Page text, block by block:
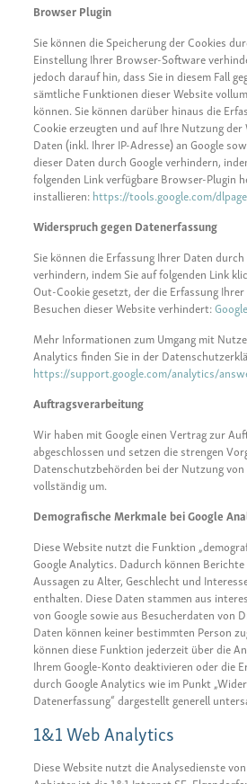
Browser Plugin
Sie können die Speicherung der Cookies
Einstellung Ihrer Browser-Software
jedoch darauf hin, dass Sie in diesem Fall
sämtliche Funktionen dieser Website
können. Sie können darüber hinaus die
Cookie erzeugten und auf Ihre Nutzung der
Daten (inkl. Ihrer IP-Adresse) an Google
dieser Daten durch Google verhindern,
folgenden Link verfügbare Browser-Plugin
installieren:https://tools.google.com/
Widerspruch gegen Datenerfassung
Sie können die Erfassung Ihrer Daten
verhindern, indem Sie auf folgenden Link
Out-Cookie gesetzt, der die Erfassung
Besuchen dieser Website verhindert:
Mehr Informationen zum Umgang mit
Analytics finden Sie in der
https://support.google.com/analytics/
Auftragsverarbeitung
Wir haben mit Google einen Vertrag zur
abgeschlossen und setzen die strengen
Datenschutzbehörden bei der Nutzung von
vollständig um.
Demografische Merkmale bei Google
Diese Website nutzt die Funktion
Google Analytics. Dadurch können
Aussagen zu Alter, Geschlecht und
enthalten. Diese Daten stammen aus
von Google sowie aus Besucherdaten von
Daten können keiner bestimmten Person
können diese Funktion jederzeit über die
Ihrem Google-Konto deaktivieren oder die
durch Google Analytics wie im Punkt
Datenerfassung“ dargestellt generell
1&1 Web Analytics
Diese Website nutzt die Analysedienste